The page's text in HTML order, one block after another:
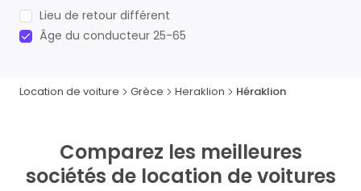
Lieu de retour différent
Âge du conducteur 25-65
Location de voiture Grèce Heraklion Héraklion
Comparez les meilleures
sociétés de location de voitures